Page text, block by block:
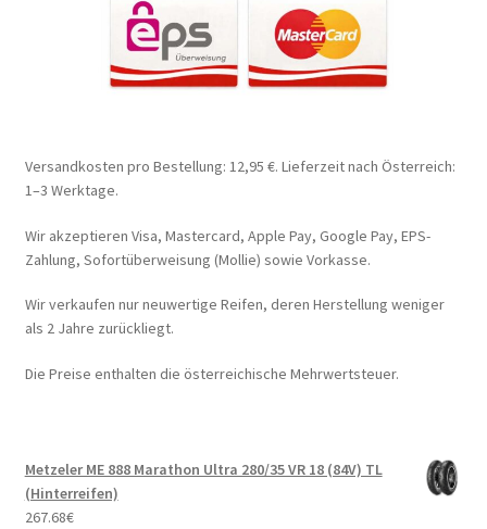
Versandkosten pro Bestellung: 12,95 €. Lieferzeit nach Österreich:
1–3 Werktage.
Wir akzeptieren Visa, Mastercard, Apple Pay, Google Pay, EPS-
Zahlung, Sofortüberweisung (Mollie) sowie Vorkasse.
Wir verkaufen nur neuwertige Reifen, deren Herstellung weniger
als 2 Jahre zurückliegt.
Die Preise enthalten die österreichische Mehrwertsteuer.
Metzeler ME 888 Marathon Ultra 280/35 VR 18 (84V) TL
(Hinterreifen)
267.68€